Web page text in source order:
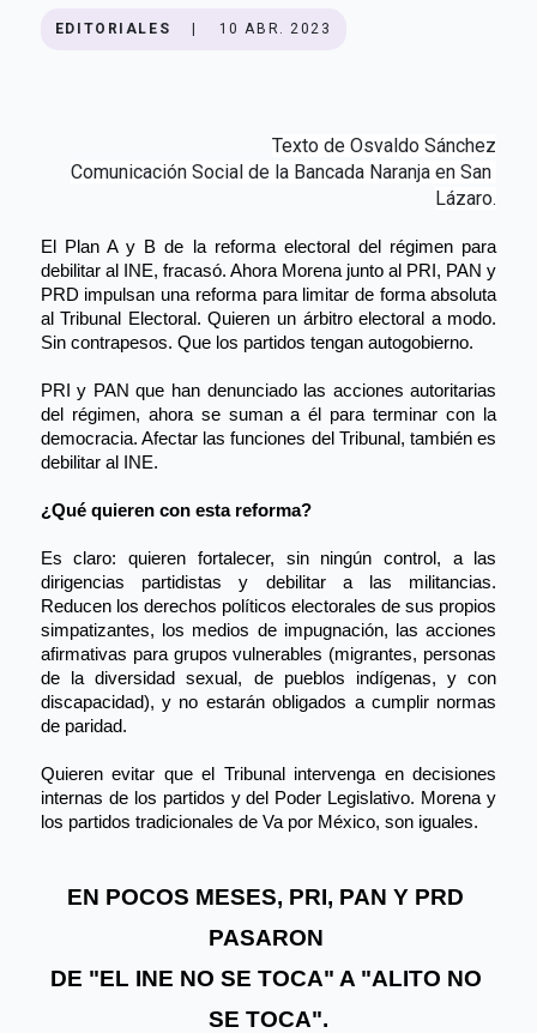
EDITORIALES 10 ABR. 2023
Texto de Osvaldo Sánchez
Comunicación Social de la Bancada Naranja en San
Lázaro.
El Plan A y B de la reforma electoral del régimen para
debilitar al INE, fracasó. Ahora Morena junto al PRI, PAN y
PRD impulsan una reforma para limitar de forma absoluta
al Tribunal Electoral. Quieren un árbitro electoral a modo.
Sin contrapesos. Que los partidos tengan autogobierno.
PRI y PAN que han denunciado las acciones autoritarias
del régimen, ahora se suman a él para terminar con la
democracia. Afectar las funciones del Tribunal, también es
debilitar al INE.
¿Qué quieren con esta reforma?
Es claro: quieren fortalecer, sin ningún control, a las
dirigencias partidistas y debilitar a las militancias.
Reducen los derechos políticos electorales de sus propios
simpatizantes, los medios de impugnación, las acciones
afirmativas para grupos vulnerables (migrantes, personas
de la diversidad sexual, de pueblos indígenas, y con
discapacidad), y no estarán obligados a cumplir normas
de paridad.
Quieren evitar que el Tribunal intervenga en decisiones
internas de los partidos y del Poder Legislativo. Morena y
los partidos tradicionales de Va por México, son iguales.
EN POCOS MESES, PRI, PAN Y PRD
PASARON
DE "EL INE NO SE TOCA" A "ALITO NO
SE TOCA".